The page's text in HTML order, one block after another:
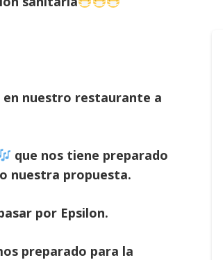
en nuestro restaurante a
que nos tiene preparado
nuestra propuesta.
por Epsilon.
preparado para la